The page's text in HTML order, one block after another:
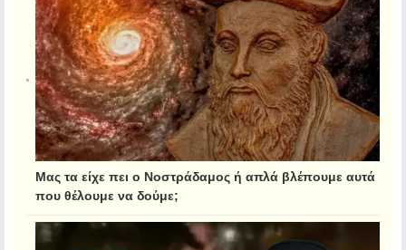
Μας τα είχε πει ο Νοστράδαμος ή απλά βλέπουμε αυτά
που θέλουμε να δούμε;